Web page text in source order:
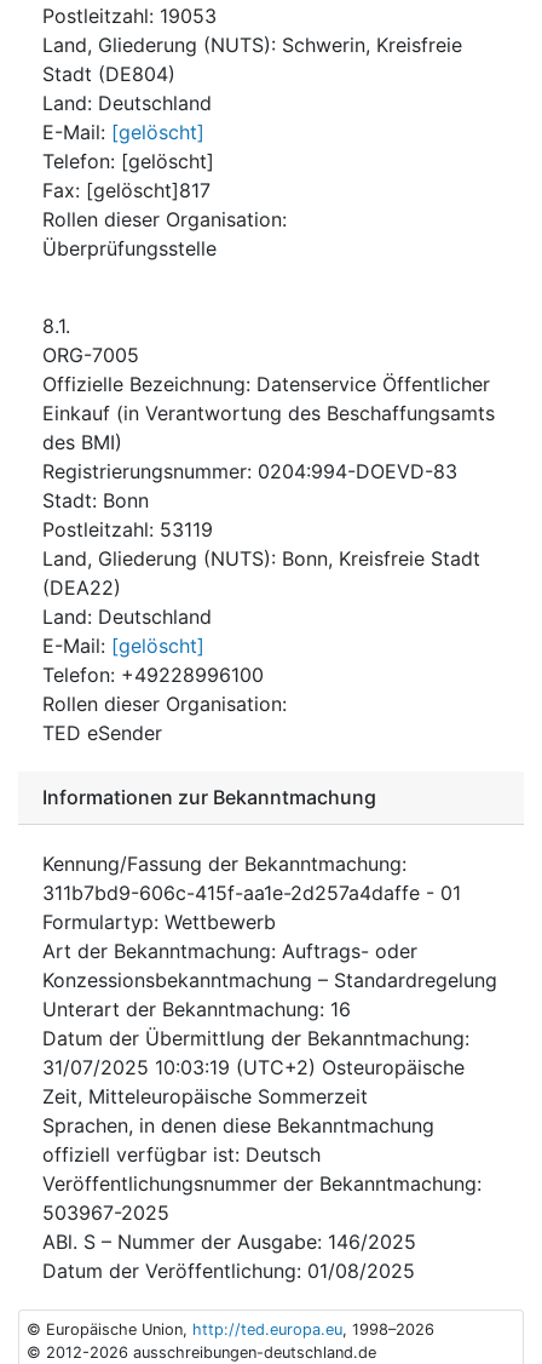
Postleitzahl: 19053
Land, Gliederung (NUTS): Schwerin, Kreisfreie
Stadt (DE804)
Land: Deutschland
E-Mail: [gelöscht]
Telefon: [gelöscht]
Fax: [gelöscht]817
Rollen dieser Organisation:
Überprüfungsstelle
8.1.
ORG-7005
Offizielle Bezeichnung: Datenservice Öffentlicher
Einkauf (in Verantwortung des Beschaffungsamts
des BMI)
Registrierungsnummer: 0204:994-DOEVD-83
Stadt: Bonn
Postleitzahl: 53119
Land, Gliederung (NUTS): Bonn, Kreisfreie Stadt
(DEA22)
Land: Deutschland
E-Mail: [gelöscht]
Telefon: +49228996100
Rollen dieser Organisation:
TED eSender
Informationen zur Bekanntmachung
Kennung/Fassung der Bekanntmachung:
311b7bd9-606c-415f-aa1e-2d257a4daffe - 01
Formulartyp: Wettbewerb
Art der Bekanntmachung: Auftrags- oder
Konzessionsbekanntmachung – Standardregelung
Unterart der Bekanntmachung: 16
Datum der Übermittlung der Bekanntmachung:
31/07/2025 10:03:19 (UTC+2) Osteuropäische
Zeit, Mitteleuropäische Sommerzeit
Sprachen, in denen diese Bekanntmachung
offiziell verfügbar ist: Deutsch
Veröffentlichungsnummer der Bekanntmachung:
503967-2025
ABl. S – Nummer der Ausgabe: 146/2025
Datum der Veröffentlichung: 01/08/2025
© Europäische Union, http://ted.europa.eu, 1998–2026
© 2012-2026 ausschreibungen-deutschland.de